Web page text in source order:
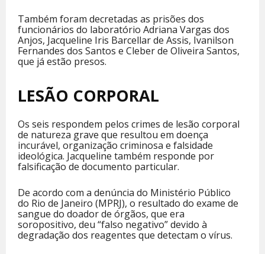
Também foram decretadas as prisões dos
funcionários do laboratório Adriana Vargas dos
Anjos, Jacqueline Iris Barcellar de Assis, Ivanilson
Fernandes dos Santos e Cleber de Oliveira Santos,
que já estão presos.
LESÃO CORPORAL
Os seis respondem pelos crimes de lesão corporal
de natureza grave que resultou em doença
incurável, organização criminosa e falsidade
ideológica. Jacqueline também responde por
falsificação de documento particular.
De acordo com a denúncia do Ministério Público
do Rio de Janeiro (MPRJ), o resultado do exame de
sangue do doador de órgãos, que era
soropositivo, deu “falso negativo” devido à
degradação dos reagentes que detectam o vírus.